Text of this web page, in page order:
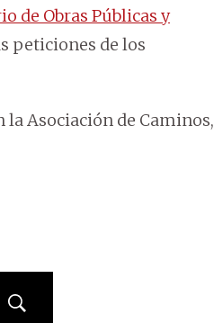
de Obras Públicas y
peticiones de los
la Asociación de Caminos,